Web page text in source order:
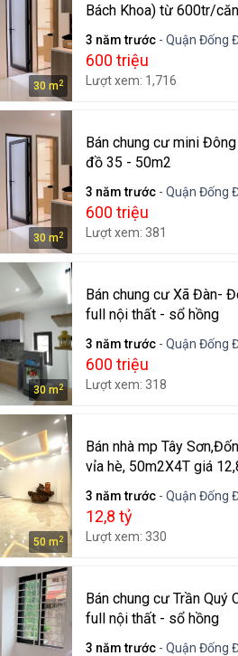
30 m2
Bách Khoa) từ 600tr/
3 năm trước - Quận Đống
600 triệu
Lượt xem: 1,716
30 m2
Bán chung cư mini
đồ 35 - 50m2
3 năm trước - Quận Đống
600 triệu
Lượt xem: 381
30 m2
Bán chung cư Xã Đàn-
full nội thất - sổ hồng
3 năm trước - Quận Đống
600 triệu
Lượt xem: 318
50 m 2
Bán nhà mp Tây
vỉa hè, 50m2X4T giá
3 năm trước - Quận Đống
12,8 tỷ
Lượt xem: 330
Bán chung cư Trần
full nội thất - sổ hồng
3 năm trước - Quận Đống